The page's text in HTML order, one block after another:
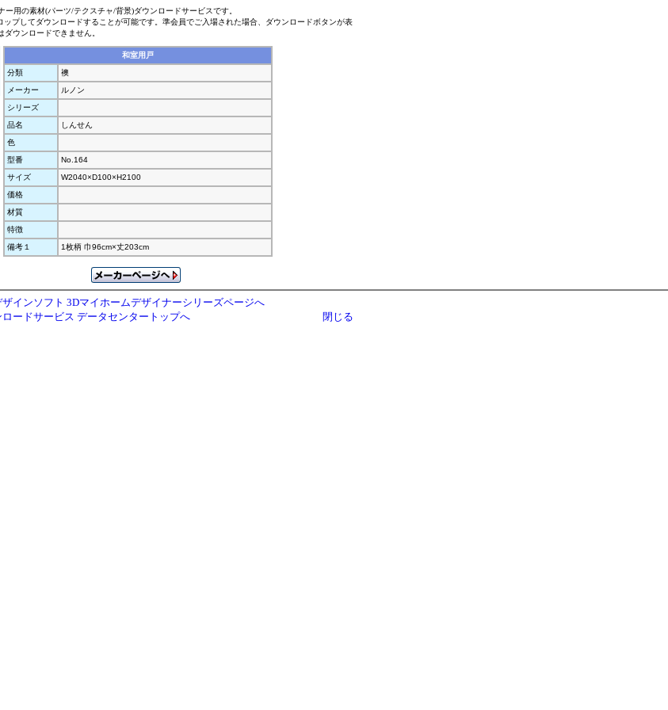
用の素材(パーツ/テクスチャ/背景)ダウンロードサービスです。
プしてダウンロードすることが可能です。準会員でご入場された場合、ダウンロードボタンが表
ウンロードできません。
和室用戸
分類
襖
メーカー
ルノン
シリーズ
品名
しんせん
色
型番
No.164
サイズ
W2040×D100×H2100
価格
材質
特徴
備考１
1枚柄 巾96cm×丈203cm
インソフト 3Dマイホームデザイナーシリーズページへ
ードサービス データセンタートップへ
閉じる